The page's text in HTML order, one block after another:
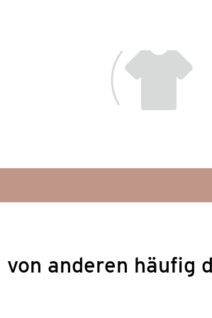
von anderen häufig